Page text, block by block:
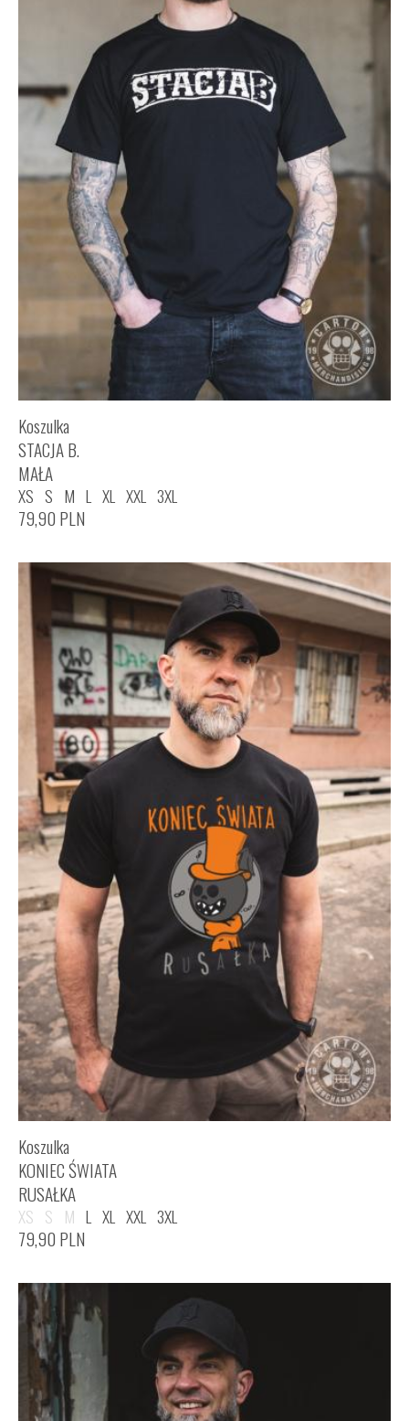
Koszulka
STACJA B.
MAŁA
XS S M L XL XXL 3XL
79,90 PLN
Koszulka
KONIEC ŚWIATA
RUSAŁKA
XS S M L XL XXL 3XL
79,90 PLN